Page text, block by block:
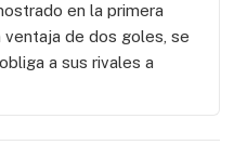
en la primera
ventaja de dos goles, se
a sus rivales a